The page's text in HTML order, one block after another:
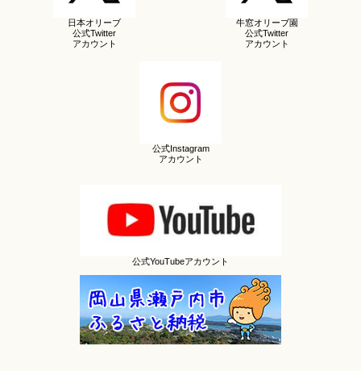
日本オリーブ
公式Twitter
アカウント
牛窓オリーブ園
公式Twitter
アカウント
公式Instagram
アカウント
公式YouTubeアカウント